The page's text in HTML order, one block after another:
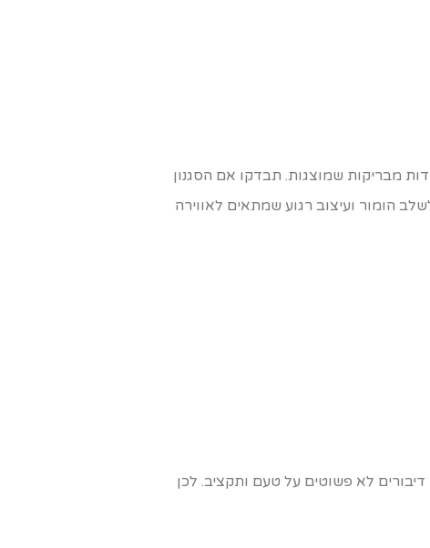
מבריקות שמוצגות. תבדקו אם הסגנון
הומור ועיצוב רגוע שמתאים לאווירה
לא פשוטים על טעם ותקציב. לכן